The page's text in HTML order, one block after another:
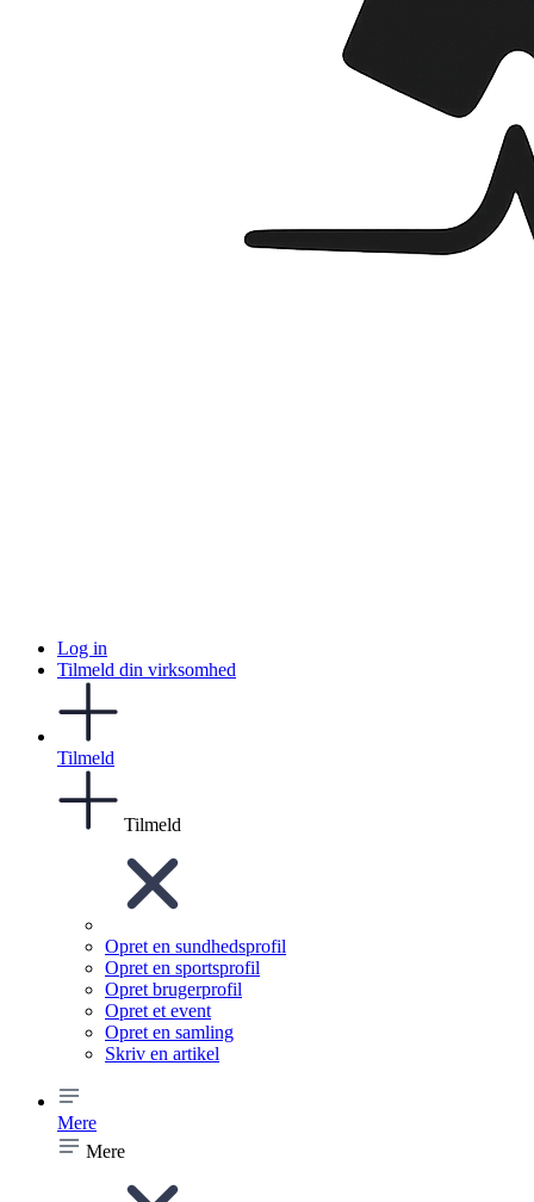
Log in
Tilmeld din virksomhed
Tilmeld
Tilmeld
Opret en sundhedsprofil
Opret en sportsprofil
Opret brugerprofil
Opret et event
Opret en samling
Skriv en artikel
Mere
Mere